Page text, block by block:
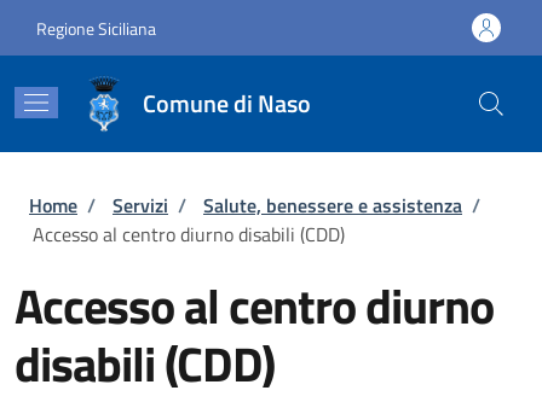
Regione Siciliana
Comune di Naso
Briciole di pane
Home / Servizi / Salute, benessere e assistenza /
Accesso al centro diurno disabili (CDD)
Accesso al centro diurno
disabili (CDD)